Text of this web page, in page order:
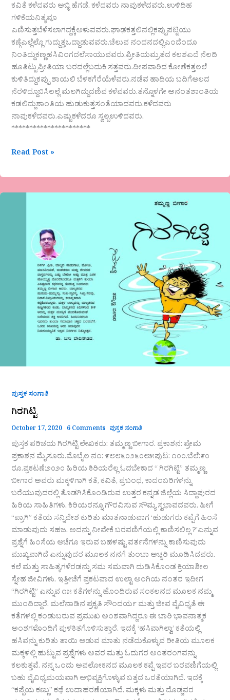
ಕವಿತೆ ಕಳೆದವರು ಅಬ್ಳಿ ಹೆಗಡೆ. ಕಳೆದವರು ನಾವುಕಳೆದವರು.ಉಳಿದಿಹ
ಗಳಿಕೆಯನಿತ್ಯವೂ
ಎಣಿಸುತ್ತಬೆಳೆಸಲಾಗದ್ದಕ್ಕೆಅಳುವವರು.ಘಾಢಕತ್ತಲಿನಲ್ಲಿಕಪ್ಪುಪಟ್ಟಿಯು
ಕಣ್ಗೆಎಲ್ಲೆಲ್ಲೊ ಗುದ್ದುತ್ತಒದ್ದಾಡುವವರು.ಚೆಲುವ ನಂದನದಲ್ಲಿಎಂದೆಂದೂ
ನಿಂತಿದ್ದುಕಣ್ಣಹಸಿವಿಂಗದಲೆಸಾಯುವವರು.ಪ್ರೀತಿಯಮ್ರತದ ಕಲಶಎದೆ ನೆಲದಿ
ಹೂತಿಟ್ಟುಪ್ರೀತಿಯಾ ಬರದಲ್ಲೆಬದುಕಿ ಸತ್ತವರು.ದೀಪವಾರಿದ ಕೋಣೆಕತ್ತಲಲೆ
ಕುಳಿತಿದ್ದುಕಪ್ಪು ಶಾಯಲಿ ಬೆಳಕಗೆರೆಯೆಳೆವರು.ನಡೆವ ಹಾದಿಯ ಬದಿಗೆಆಲದ
ನೆರಳಿದ್ದೂಬಿಸಿಲಲ್ಲೆ ಮಲಗಿದ್ದುದಣಿವ ಕಳೆವವರು.ತನ್ನೊಳಗೇ ಅನಂತಶಾಂತಿಯ
ಕಡಲಿದ್ದುಶಾಂತಿಯ ಹುಡುಕುತ್ತಸಂತೆಯಾದವರು.ಕಳೆದವರು
ನಾವುಕಳೆದವರು.ಎಷ್ಟುಕಳೆದರೂ ಸ್ವಲ್ಪಉಳಿದವರು.
**********************
Read Post »
ಪುಸ್ತಕ ಸಂಗಾತಿ
ಗಿರಗಿಟ್ಟಿ
October 17, 2020 6 Comments ಪುಸ್ತಕ ಸಂಗಾತಿ
ಪುಸ್ತಕ ಪರಿಚಯ ಗಿರಗಿಟ್ಟಿ ಲೇಖಕರು: ತಮ್ಮಣ್ಣ ಬೀಗಾರ. ‌ಪ್ರಕಾಶನ: ಪ್ರೇಮ
ಪ್ರಕಾಶನ ಮೈಸೂರು.ಮೊಬೈಲ ನಂ: ೯೮೮೬೦೨೬೦೮೫ಪುಟ: ೧೦೦.ಬೆಲೆ:೯೦
ರೂ.ಪ್ರಕಟಣೆ:೨೦೨೦ ಹಿರಿಯ ಕಿರಿಯರೆಲ್ಲ ಓದಬೇಕಾದ “ ಗಿರಗಿಟ್ಟಿ” ತಮ್ಮಣ್ಣ
ಬೀಗಾರ ಅವರು ಮಕ್ಕಳಿಗಾಗಿ ಕತೆ, ಕವಿತೆ, ಪ್ರಬಂಧ, ಕಾದಂಬರಿಗಳನ್ನು
ಬರೆಯುವುದರಲ್ಲಿ ತೊಡಗಿಸಿಕೊಂಡಿರುವ ಉತ್ತರ ಕನ್ನಡ ಜಿಲ್ಲೆಯ ಸಿದ್ದಾಪುರದ
ಹಿರಿಯ ಸಾಹಿತಿಗಳು. ಕಿರಿಯರನ್ನೂ ಗೌರವಿಸುವ ಸೌಮ್ಯ ಸ್ವಭಾವದವರು. ಹೀಗೆ
“ಪ್ರಾಗಿ” ಕತೆಯ ಸನ್ನಿವೇಶ ಕುರಿತು ಮಾತನಾಡುವಾಗ ‘ಹುಡುಗರು ಕಪ್ಪೆಗೆ ಹಿಂಸೆ
ಮಾಡುವುದು ಸಹಜ. ಅದನ್ನು ನೀವೇಕೆ ಬರವಣಿಗೆಯಲ್ಲಿ ಕಾಣಿಸಲಿಲ್ಲ ?’ಎನ್ನುವ
ಪ್ರಶ್ನೆಗೆ ಹಿಂಸೆಯ ಆಚೆಗೂ ಇರುವ ಬಹಳಷ್ಟು ವರ್ತನೆಗಳನ್ನು ಕಾಣಿಸುವುದು
ಮುಖ್ಯವಾಗಿದೆ ಎನ್ನುವುದರ ಮೂಲಕ ನನಗೆ ತುಂಬಾ ಅಚ್ಚರಿ ಮೂಡಿಸಿದವರು.
ಕಲೆ ಮತ್ತು ಸಾಹಿತ್ಯಗಳೆರಡನ್ನು ಸಮ ಸಮವಾಗಿ ದುಡಿಸಿಕೊಂಡ ಕ್ರಿಯಾಶೀಲ
ಸ್ನೇಹ ಜೀವಿಗಳು. ಇತ್ತೀಚೆಗೆ ಪ್ರಕಟವಾದ ಉಲ್ಟಾ ಅಂಗಿಯ ನಂತರ ಇದೀಗ
“ಗಿರಗಿಟ್ಟಿ” ಎನ್ನುವ ೧೫ ಕತೆಗಳನ್ನು ಹೊಂದಿರುವ ಸಂಕಲನದ ಮೂಲಕ ನಮ್ಮ
ಮುಂದಿದ್ದಾರೆ. ಮಲೆನಾಡಿನ ಪ್ರಕೃತಿ ಸೌಂದರ್ಯ ಮತ್ತು ಜೀವ ವೈವಿಧ್ಯತೆ ಈ
ಕತೆಗಳಲ್ಲಿ ಕಂಡುಬರುವ ಪ್ರಮುಖ ಅಂಶವಾಗಿದ್ದರೂ ಈ ಬಾರಿ ಭಾವನಾತ್ಮಕ
ಅಂಶಗಳೊಂದಿಗೆ ಪುಳಕಿತಗೊಳಿಸುತ್ತಾರೆ. ಇದಕ್ಕೆ ‘ಹಸಿವಾಗಿಲ್ವಾ’ ಕತೆಯಲ್ಲಿ
ಹಸಿವನ್ನು ಕುರಿತು ತಾಯಿ ಆಡುವ ಮಾತು ನಡೆದುಕೊಳ್ಳುವ ರೀತಿಯ ಮೂಲಕ
ಮಕ್ಕಳಲ್ಲಿ ಹುಟ್ಟುವ ಪ್ರಶ್ನೆಗಳು ಅವರ ಮತ್ತು ಓದುಗರ ಅಂತರಂಗವನ್ನು
ಕಲಕುತ್ತವೆ. ನನ್ನ ಒಂದು ಅವಲೋಕನದ ಮೂಲಕ ಕಪ್ಪೆ ಇವರ ಬರವಣಿಗೆಯಲ್ಲಿ
ಬಹು ವೈವಿಧ್ಯಮಯವಾಗಿ ಅಭಿವ್ಯಕ್ತಿಗೊಳ್ಳುವ ಬತ್ತದ ಒರತೆಯಾಗಿದೆ. ಇದಕ್ಕೆ
“ಕಪ್ಪೆಯ ಕಣ್ಣು” ಕಥೆ ಉದಾಹರಣೆಯಾಗಿದೆ. ಮಕ್ಕಳು ಮತ್ತು ದೊಡ್ಡವರ